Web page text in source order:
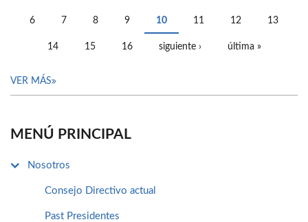
6 7 8 9 10 11 12 13
14 15 16 siguiente › última »
VER MÁS
MENÚ PRINCIPAL
Nosotros
Consejo Directivo actual
Past Presidentes